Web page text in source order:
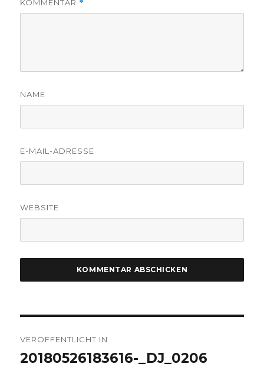
KOMMENTAR *
NAME
E-MAIL-ADRESSE
WEBSITE
VERÖFFENTLICHT IN
20180526183616-_DJ_0206